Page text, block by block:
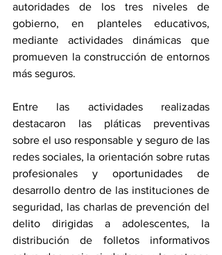
autoridades de los tres niveles de
gobierno, en planteles educativos,
mediante actividades dinámicas que
promueven la construcción de entornos
más seguros.
Entre las actividades realizadas
destacaron las pláticas preventivas
sobre el uso responsable y seguro de las
redes sociales, la orientación sobre rutas
profesionales y oportunidades de
desarrollo dentro de las instituciones de
seguridad, las charlas de prevención del
delito dirigidas a adolescentes, la
distribución de folletos informativos